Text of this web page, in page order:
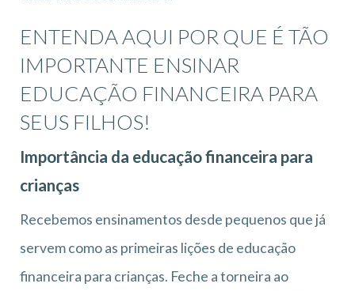
ENTENDA AQUI POR QUE É TÃO
IMPORTANTE ENSINAR
EDUCAÇÃO FINANCEIRA PARA
SEUS FILHOS!
Importância da educação financeira para
crianças
Recebemos ensinamentos desde pequenos que já
servem como as primeiras lições de educação
financeira para crianças. Feche a torneira ao